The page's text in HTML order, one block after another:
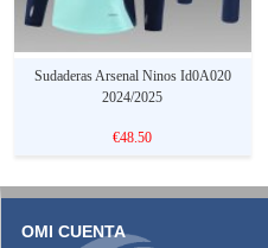
Sudaderas Arsenal Ninos Id0A020
2024/2025
€48.50
OMI CUENTA